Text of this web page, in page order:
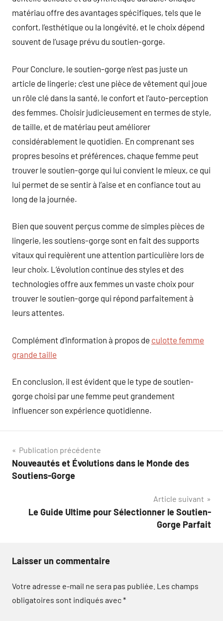
matériau offre des avantages spécifiques, tels que le
confort, l’esthétique ou la longévité, et le choix dépend
souvent de l’usage prévu du soutien-gorge.
Pour Conclure, le soutien-gorge n’est pas juste un
article de lingerie; c’est une pièce de vêtement qui joue
un rôle clé dans la santé, le confort et l’auto-perception
des femmes. Choisir judicieusement en termes de style,
de taille, et de matériau peut améliorer
considérablement le quotidien. En comprenant ses
propres besoins et préférences, chaque femme peut
trouver le soutien-gorge qui lui convient le mieux, ce qui
lui permet de se sentir à l’aise et en confiance tout au
long de la journée.
Bien que souvent perçus comme de simples pièces de
lingerie, les soutiens-gorge sont en fait des supports
vitaux qui requièrent une attention particulière lors de
leur choix. L’évolution continue des styles et des
technologies offre aux femmes un vaste choix pour
trouver le soutien-gorge qui répond parfaitement à
leurs attentes.
Complément d’information à propos de culotte femme
grande taille
En conclusion, il est évident que le type de soutien-
gorge choisi par une femme peut grandement
influencer son expérience quotidienne.
Navigation
de
Publication précédente
Nouveautés et Évolutions dans le Monde des
Soutiens-Gorge
Article suivant
Le Guide Ultime pour Sélectionner le Soutien-
Gorge Parfait
Laisser un commentaire
Votre adresse e-mail ne sera pas publiée. Les champs
obligatoires sont indiqués avec*